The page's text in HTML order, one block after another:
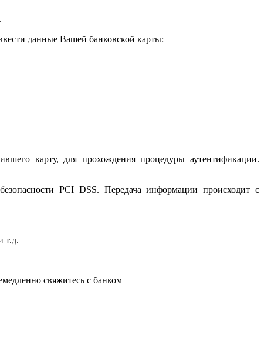
данные Вашей банковской карты:
карту, для прохождения процедуры аутентификации.
PCI DSS. Передача информации происходит с
т.д.
свяжитесь с банком